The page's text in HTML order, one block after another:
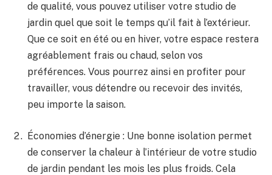
de ⁢qualité, vous pouvez utiliser ​votre studio de‌
jardin quel⁢ que soit le temps qu’il fait‍ à ‌l’extérieur.
Que ce⁤ soit ​en été ou en hiver, votre espace restera
agréablement​ frais ou chaud, ​selon vos
préférences. Vous pourrez ainsi en ⁤profiter pour
⁢travailler, vous détendre ou recevoir⁣ des invités,
peu ⁢importe la saison.
Économies d’énergie :​ Une ⁢bonne isolation permet
de‌ conserver ⁣la chaleur à l’intérieur de votre studio
de jardin pendant les mois les plus froids. Cela